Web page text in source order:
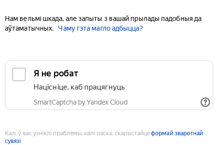
Нам вельмі шкада, але запыты з вашай прылады падобныя да
аўтаматычных.
Чаму гэта магло адбыцца?
Я не робат
Націсніце, каб працягнуць
SmartCaptcha by Yandex Cloud
Калі ў вас узніклі праблемы, калі ласка, скарыстайцеформай зваротнай
сувязі